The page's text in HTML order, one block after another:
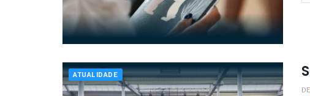
ATUALIDADE
DE